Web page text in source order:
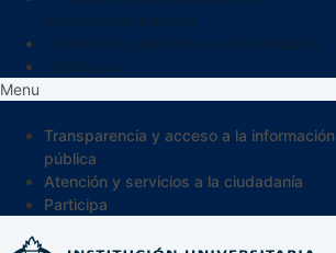
Menu
Transparencia y acceso a la información
pública
Atención y servicios a la ciudadanía
Participa